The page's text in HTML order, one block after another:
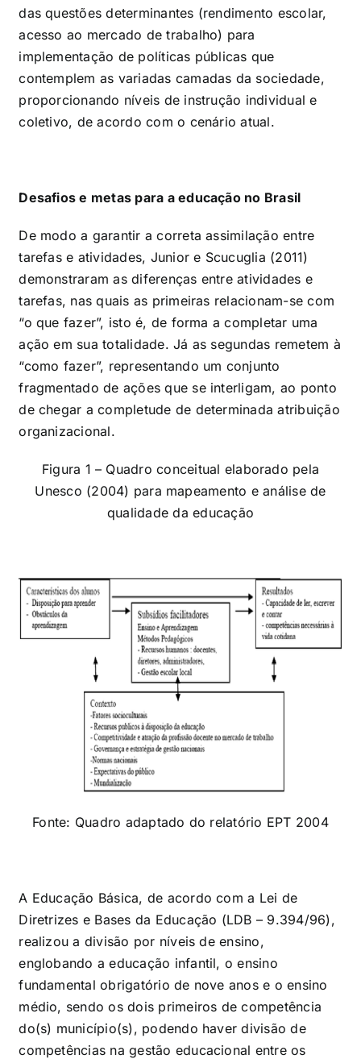
das questões determinantes (rendimento escolar,
acesso ao mercado de trabalho) para
implementação de políticas públicas que
contemplem as variadas camadas da sociedade,
proporcionando níveis de instrução individual e
coletivo, de acordo com o cenário atual.
Desafios e metas para a educação no Brasil
De modo a garantir a correta assimilação entre
tarefas e atividades, Junior e Scucuglia (2011)
demonstraram as diferenças entre atividades e
tarefas, nas quais as primeiras relacionam-se com
“o que fazer”, isto é, de forma a completar uma
ação em sua totalidade. Já as segundas remetem à
“como fazer”, representando um conjunto
fragmentado de ações que se interligam, ao ponto
de chegar a completude de determinada atribuição
organizacional.
Figura 1 – Quadro conceitual elaborado pela
Unesco (2004) para mapeamento e análise de
qualidade da educação
Fonte: Quadro adaptado do relatório EPT 2004
A Educação Básica, de acordo com a Lei de
Diretrizes e Bases da Educação (LDB – 9.394/96),
realizou a divisão por níveis de ensino,
englobando a educação infantil, o ensino
fundamental obrigatório de nove anos e o ensino
médio, sendo os dois primeiros de competência
do(s) município(s), podendo haver divisão de
competências na gestão educacional entre os